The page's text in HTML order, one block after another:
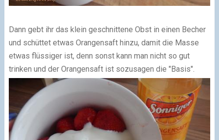
Dann gebt ihr das klein geschnittene Obst in einen Becher
und schüttet etwas Orangensaft hinzu, damit die Masse
etwas flüssiger ist, denn sonst kann man nicht so gut
trinken und der Orangensaft ist sozusagen die "Basis".